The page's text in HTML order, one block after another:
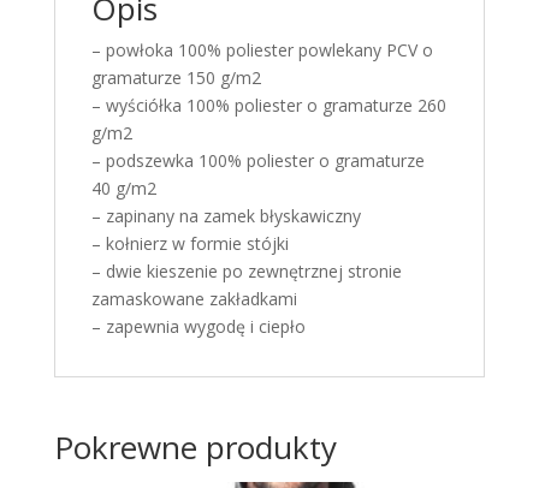
Opis
– powłoka 100% poliester powlekany PCV o
gramaturze 150 g/m2
– wyściółka 100% poliester o gramaturze 260
g/m2
– podszewka 100% poliester o gramaturze
40 g/m2
– zapinany na zamek błyskawiczny
– kołnierz w formie stójki
– dwie kieszenie po zewnętrznej stronie
zamaskowane zakładkami
– zapewnia wygodę i ciepło
Pokrewne produkty